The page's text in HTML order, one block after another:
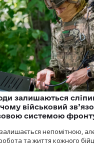
залишаються
військовий
системою
непомітною,
та життя кожного